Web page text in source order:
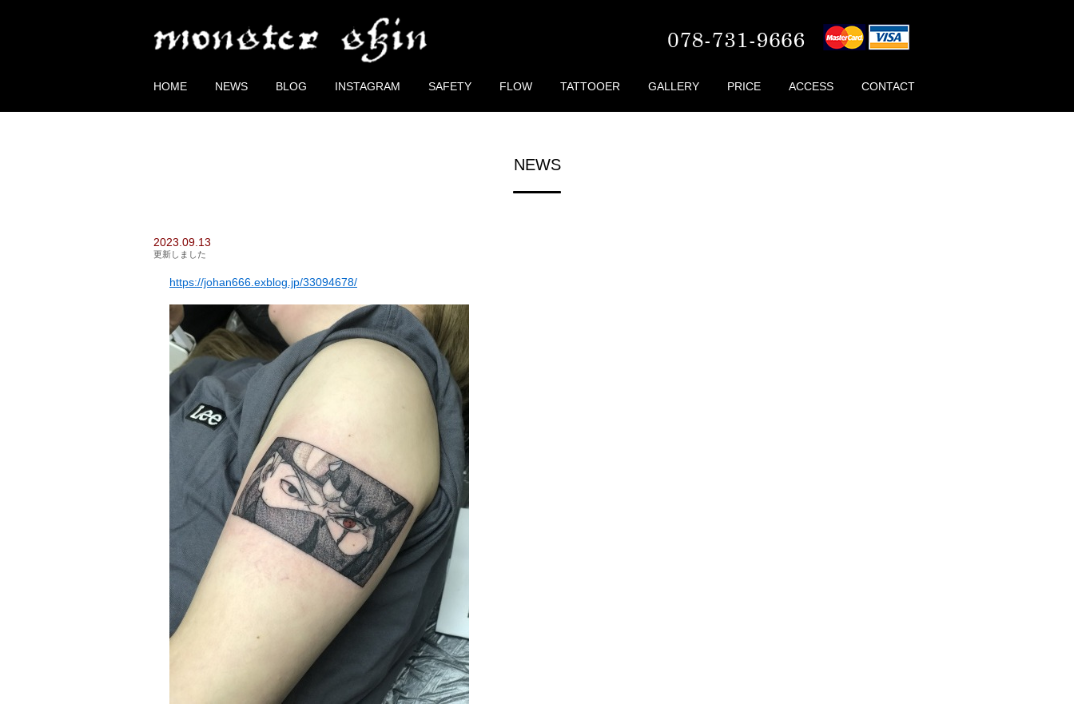
HOME NEWS BLOG INSTAGRAM SAFETY FLOW TATTOOER GALLERY PRICE ACCESS CONTACT
NEWS
2023.09.13
更新しました
https://johan666.exblog.jp/33094678/